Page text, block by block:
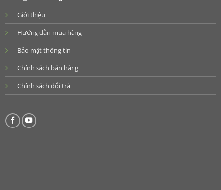
Giới thiệu
Hướng dẫn mua hàng
Bảo mật thông tin
Chính sách bán hàng
Chính sách đổi trả